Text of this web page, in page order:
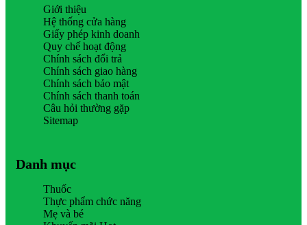
Giới thiệu
Hệ thống cửa hàng
Giấy phép kinh doanh
Quy chế hoạt động
Chính sách đổi trả
Chính sách giao hàng
Chính sách bảo mật
Chính sách thanh toán
Câu hỏi thường gặp
Sitemap
Danh mục
Thuốc
Thực phẩm chức năng
Mẹ và bé